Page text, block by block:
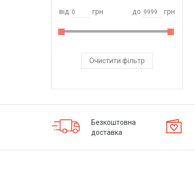
від грн до грн
Очистити фільтр
Безкоштовна
доставка